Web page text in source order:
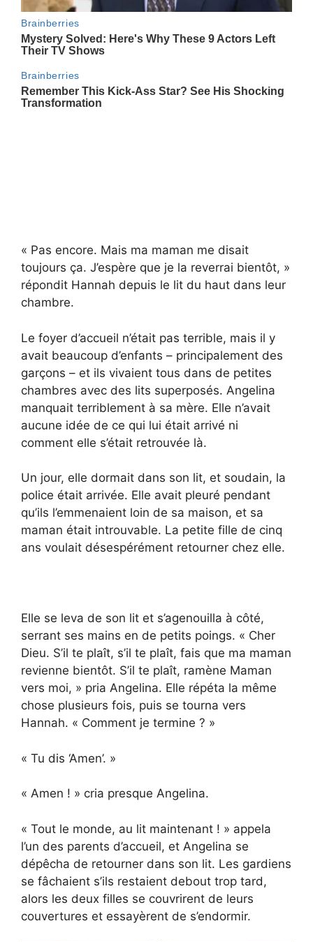
« Pas encore. Mais ma maman me disait
toujours ça. J’espère que je la reverrai bientôt, »
répondit Hannah depuis le lit du haut dans leur
chambre.
Le foyer d’accueil n’était pas terrible, mais il y
avait beaucoup d’enfants – principalement des
garçons – et ils vivaient tous dans de petites
chambres avec des lits superposés. Angelina
manquait terriblement à sa mère. Elle n’avait
aucune idée de ce qui lui était arrivé ni
comment elle s’était retrouvée là.
Un jour, elle dormait dans son lit, et soudain, la
police était arrivée. Elle avait pleuré pendant
qu’ils l’emmenaient loin de sa maison, et sa
maman était introuvable. La petite fille de cinq
ans voulait désespérément retourner chez elle.
Elle se leva de son lit et s’agenouilla à côté,
serrant ses mains en de petits poings. « Cher
Dieu. S’il te plaît, s’il te plaît, fais que ma maman
revienne bientôt. S’il te plaît, ramène Maman
vers moi, » pria Angelina. Elle répéta la même
chose plusieurs fois, puis se tourna vers
Hannah. « Comment je termine ? »
« Tu dis ‘Amen’. »
« Amen ! » cria presque Angelina.
« Tout le monde, au lit maintenant ! » appela
l’un des parents d’accueil, et Angelina se
dépêcha de retourner dans son lit. Les gardiens
se fâchaient s’ils restaient debout trop tard,
alors les deux filles se couvrirent de leurs
couvertures et essayèrent de s’endormir.